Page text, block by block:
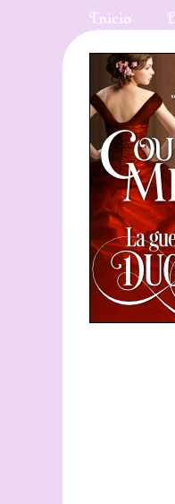
Inicio